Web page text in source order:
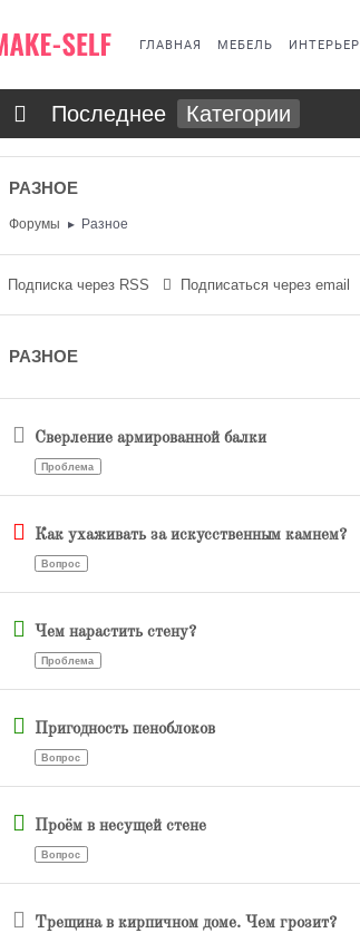
ГЛАВНАЯ МЕБЕЛЬ ИНТЕРЬЕР
Последнее Категории
РАЗНОЕ
Форумы Разное
Подписка через RSS Подписаться через email
РАЗНОЕ
Сверление армированной балки
Проблема
Как ухаживать за искусственным камнем?
Вопрос
Чем нарастить стену?
Проблема
Пригодность пеноблоков
Вопрос
Проём в несущей стене
Вопрос
Трещина в кирпичном доме. Чем грозит?